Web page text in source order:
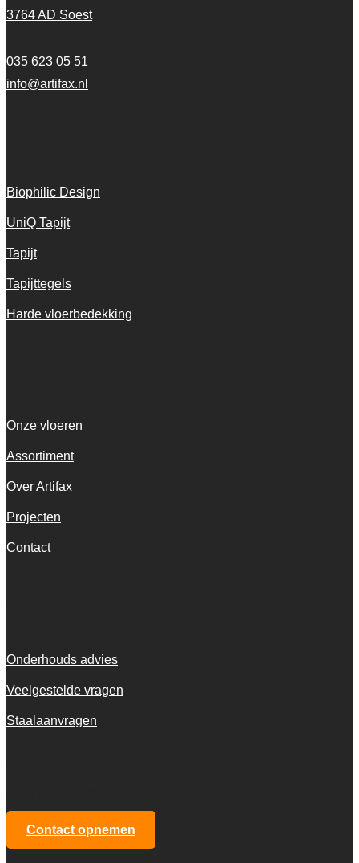
3764 AD Soest
035 623 05 51
info@artifax.nl
Biophilic Design
UniQ Tapijt
Tapijt
Tapijttegels
Harde vloerbedekking
Onze vloeren
Assortiment
Over Artifax
Projecten
Contact
Onderhouds advies
Veelgestelde vragen
Staalaanvragen
Contact opnemen